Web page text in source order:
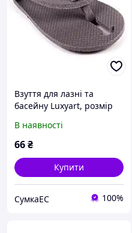
Взуття для лазні та
басейну Luxyart, розмір
В наявності
66₴
Купити
СумкаЕС 100%